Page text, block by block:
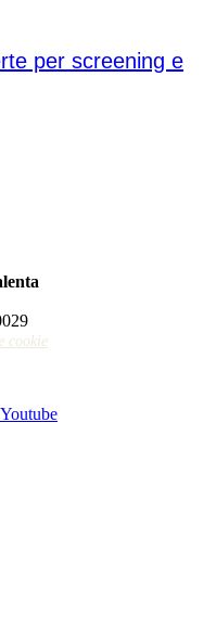
per screening e
cookie
Youtube